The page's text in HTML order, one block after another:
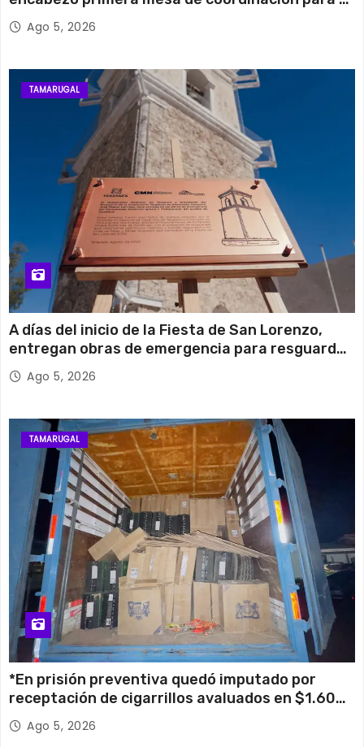
retiro de cables en desuso en Iquique
Ago 5, 2026
TAMARUGAL
A días del inicio de la Fiesta de San Lorenzo,
entregan obras de emergencia para resguardar
su histórico campanario
Ago 5, 2026
TAMARUGAL
*En prisión preventiva quedó imputado por
receptación de cigarrillos avaluados en $1.600
millones*
Ago 5, 2026